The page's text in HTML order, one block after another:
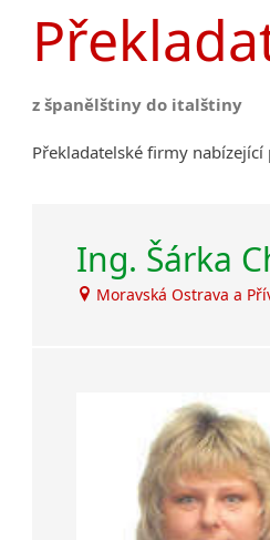
Citonice
Dačice
Roudnice nad
z španělštiny do italštiny
Překladatelské firmy
Ing. Šárka
Moravská Ostrava a